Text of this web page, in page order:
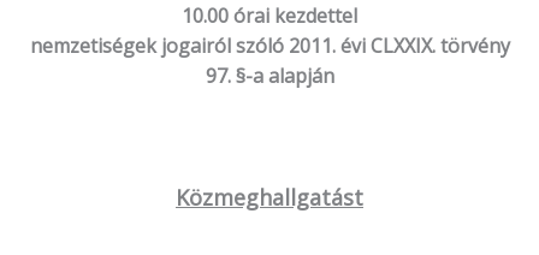
10.00 órai kezdettel
nemzetiségek jogairól szóló 2011. évi CLXXIX. törvény
97. §-a alapján
Közmeghallgatást